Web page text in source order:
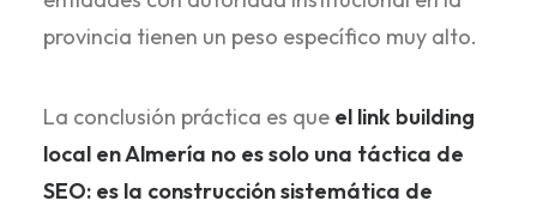
provincia tienen un peso específico muy alto.
La conclusión práctica es que el link building
local en Almería no es solo una táctica de
SEO: es la construcción sistemática de